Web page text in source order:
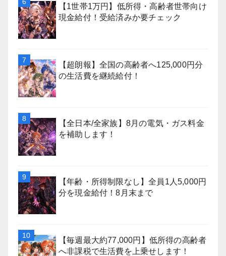
【1世帯1万円】低所得・高齢者世帯向け
現金給付！受給済みか要チェック
【超朗報】全国の高齢者へ125,000円分
の生活費を継続給付！
【全日本/全家族】8月の電気・ガス料金
を補助します！
【年齢・所得制限なし】全員1人5,000円
分を現金給付！8月末まで
【毎週最大約77,000円】低所得の高齢者
へ非課税で生活費を上乗せします！